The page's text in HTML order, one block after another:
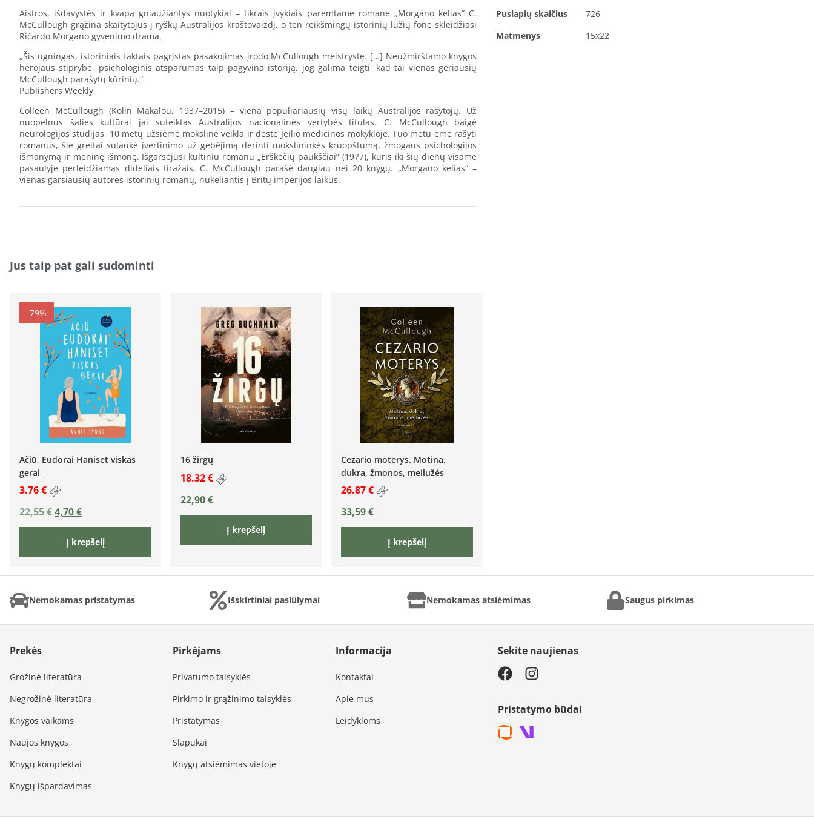
Aistros, išdavystės ir kvapą gniaužiantys nuotykiai – tikrais įvykiais paremtame romane „Morgano kelias“ C.
McCullough grąžina skaitytojus į ryškų Australijos kraštovaizdį, o ten reikšmingų istorinių lūžių fone skleidžiasi
Ričardo Morgano gyvenimo drama.
„Šis ugningas, istoriniais faktais pagrįstas pasakojimas įrodo McCullough meistrystę. […] Neužmirštamo knygos
herojaus stiprybė, psichologinis atsparumas taip pagyvina istoriją, jog galima teigti, kad tai vienas geriausių
McCullough parašytų kūrinių.“
Publishers Weekly
Colleen McCullough (Kolin Makalou, 1937–2015) – viena populiariausių visų laikų Australijos rašytojų. Už
nuopelnus šalies kultūrai jai suteiktas Australijos nacionalinės vertybės titulas. C. McCullough baigė
neurologijos studijas, 10 metų užsiėmė moksline veikla ir dėstė Jeilio medicinos mokykloje. Tuo metu ėmė rašyti
romanus, šie greitai sulaukė įvertinimo už gebėjimą derinti mokslininkės kruopštumą, žmogaus psichologijos
išmanymą ir meninę išmonę. Išgarsėjusi kultiniu romanu „Erškėčių paukščiai“ (1977), kuris iki šių dienų visame
pasaulyje perleidžiamas dideliais tiražais, C. McCullough parašė daugiau nei 20 knygų. „Morgano kelias“ –
vienas garsiausių autorės istorinių romanų, nukeliantis į Britų imperijos laikus.
Puslapių skaičius
726
Matmenys
15x22
Jus taip pat gali sudominti
-79%
Ačiū, Eudorai Haniset viskas
gerai
3.76 €
22,55€4,70€
Į krepšelį
16 žirgų
18.32 €
22,90€
Į krepšelį
Cezario moterys. Motina,
dukra, žmonos, meilužės
26.87 €
33,59€
Į krepšelį
Nemokamas pristatymas Išskirtiniai pasiūlymai Nemokamas atsiėmimas Saugus pirkimas
Prekės
Grožinė literatūra
Negrožinė literatūra
Knygos vaikams
Naujos knygos
Knygų komplektai
Knygų išpardavimas
Pirkėjams
Privatumo taisyklės
Pirkimo ir grąžinimo taisyklės
Pristatymas
Slapukai
Knygų atsiėmimas vietoje
Informacija
Kontaktai
Apie mus
Leidykloms
Sekite naujienas
Pristatymo būdai